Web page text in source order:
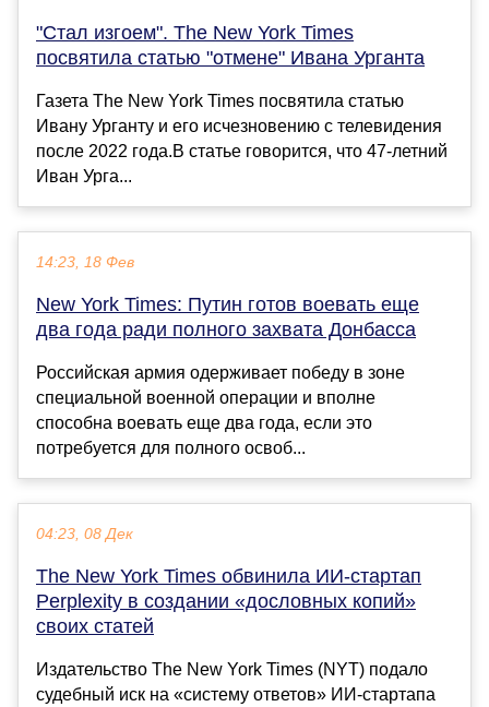
"Стал изгоем". The New York Times
посвятила статью "отмене" Ивана Урганта
Газета The New York Times посвятила статью
Ивану Урганту и его исчезновению с телевидения
после 2022 года.В статье говорится, что 47-летний
Иван Урга...
14:23, 18 Фев
New York Times: Путин готов воевать еще
два года ради полного захвата Донбасса
Российская армия одерживает победу в зоне
специальной военной операции и вполне
способна воевать еще два года, если это
потребуется для полного освоб...
04:23, 08 Дек
The New York Times обвинила ИИ-стартап
Perplexity в создании «дословных копий»
своих статей
Издательство The New York Times (NYT) подало
судебный иск на «систему ответов» ИИ-стартапа